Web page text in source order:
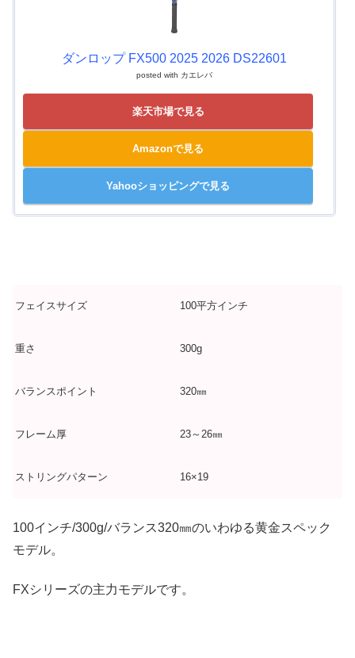
ダンロップ FX500 2025 2026 DS22601
posted with カエレバ
楽天市場で見る
Amazonで見る
Yahooショッピングで見る
フェイスサイズ 100平方インチ
重さ 300g
バランスポイント 320㎜
フレーム厚 23～26㎜
ストリングパターン 16×19
100インチ/300g/バランス320㎜のいわゆる黄金スペック
モデル。
FXシリーズの主力モデルです。